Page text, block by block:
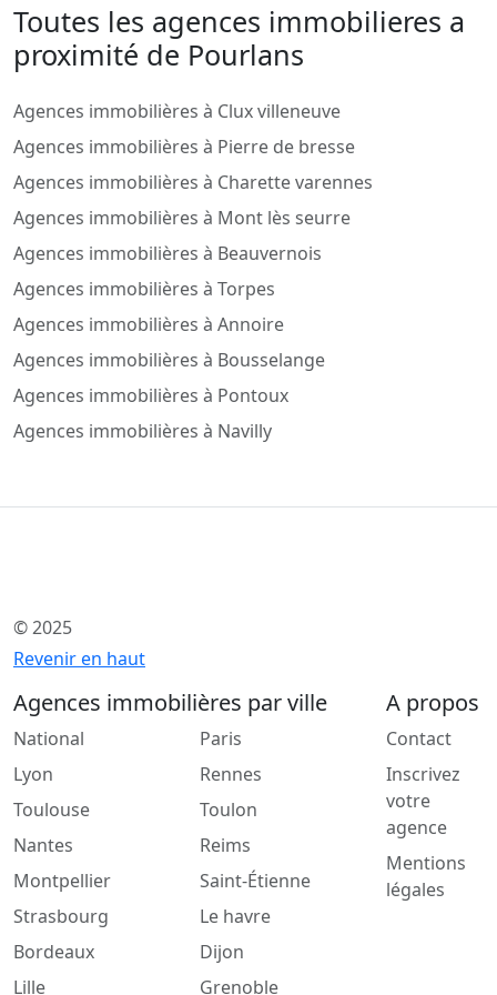
Toutes les agences immobilieres a
proximité de Pourlans
Agences immobilières à Clux villeneuve
Agences immobilières à Pierre de bresse
Agences immobilières à Charette varennes
Agences immobilières à Mont lès seurre
Agences immobilières à Beauvernois
Agences immobilières à Torpes
Agences immobilières à Annoire
Agences immobilières à Bousselange
Agences immobilières à Pontoux
Agences immobilières à Navilly
© 2025
Revenir en haut
Agences immobilières par ville
National
Lyon
Toulouse
Nantes
Montpellier
Strasbourg
Bordeaux
Lille
Paris
Rennes
Toulon
Reims
Saint-Étienne
Le havre
Dijon
Grenoble
A propos
Contact
Inscrivez
votre
agence
Mentions
légales